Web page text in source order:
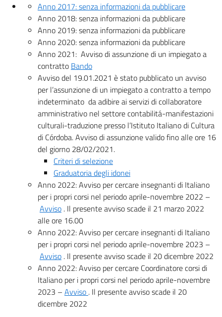
Anno 2017: senza informazioni da pubblicare
Anno 2018: senza informazioni da pubblicare
Anno 2019: senza informazioni da pubblicare
Anno 2020: senza informazioni da pubblicare
Anno 2021: Avviso di assunzione di un impiegato a
contratto Bando
Avviso del 19.01.2021 è stato pubblicato un avviso
per l’assunzione di un impiegato a contratto a tempo
indeterminato da adibire ai servizi di collaboratore
amministrativo nel settore contabilitá-manifestazioni
culturali-traduzione presso l’Istituto Italiano di Cultura
di Córdoba. Avviso di assunzione valido fino alle ore 16
del giorno 28/02/2021.
Criteri di selezione
Graduatoria degli idonei
Anno 2022: Avviso per cercare insegnanti di Italiano
per i propri corsi nel periodo aprile-novembre 2022 –
Avviso . Il presente avviso scade il 21 marzo 2022
alle ore 16.00
Anno 2022: Avviso per cercare insegnanti di Italiano
per i propri corsi nel periodo aprile-novembre 2023 –
Avviso . Il presente avviso scade il 20 dicembre 2022
Anno 2022: Avviso per cercare Coordinatore corsi di
Italiano per i propri corsi nel periodo aprile-novembre
2023 – Avviso . Il presente avviso scade il 20
dicembre 2022